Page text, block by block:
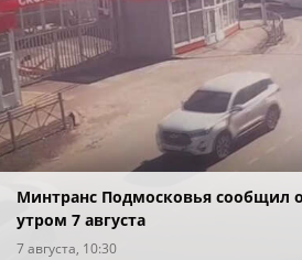
Минтранс Подмосковья сообщил
утром 7 августа
7 августа, 10:30